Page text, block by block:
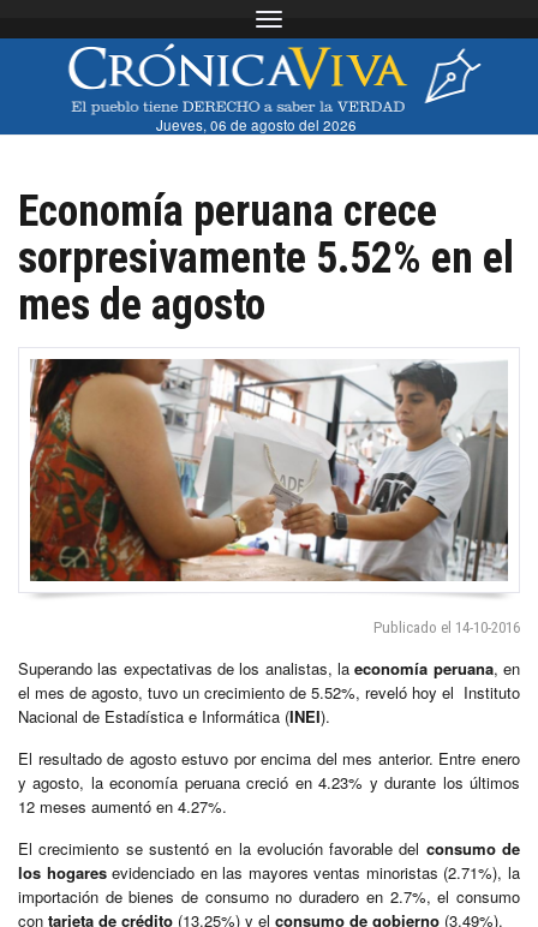
Toggle navigation
Jueves, 06 de agosto del 2026
Economía peruana crece
sorpresivamente 5.52% en el
mes de agosto
Publicado el 14-10-2016
Superando las expectativas de los analistas, laeconomía peruana, en
el mes de agosto, tuvo un crecimiento de 5.52%, reveló hoy el Instituto
Nacional de Estadística e Informática (INEI).
El resultado de agosto estuvo por encima del mes anterior. Entre enero
y agosto, la economía peruana creció en 4.23% y durante los últimos
12 meses aumentó en 4.27%.
El crecimiento se sustentó en la evolución favorable del consumo de
los hogaresevidenciado en las mayores ventas minoristas (2.71%), la
importación de bienes de consumo no duradero en 2.7%, el consumo
con tarjeta de crédito (13.25%) y el consumo de gobierno (3.49%).